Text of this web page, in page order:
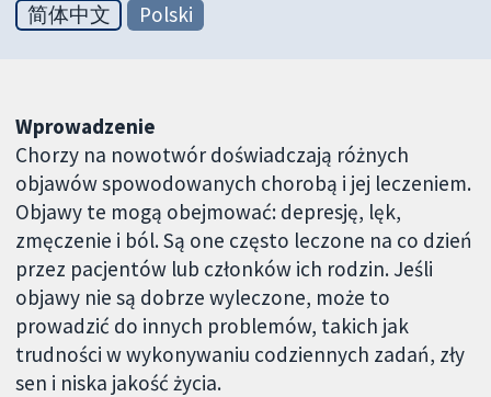
简体中文
Polski
Wprowadzenie
Chorzy na nowotwór doświadczają różnych
objawów spowodowanych chorobą i jej leczeniem.
Objawy te mogą obejmować: depresję, lęk,
zmęczenie i ból. Są one często leczone na co dzień
przez pacjentów lub członków ich rodzin. Jeśli
objawy nie są dobrze wyleczone, może to
prowadzić do innych problemów, takich jak
trudności w wykonywaniu codziennych zadań, zły
sen i niska jakość życia.